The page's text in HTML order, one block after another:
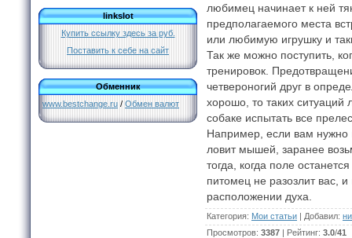
linkslot
Купить ссылку здесь за руб.
Поставить к себе на сайт
Обменник
www.bestchange.ru / Обмен валют
любимец начинает к ней
предполагаемого места
или любимую игрушку и
Так же можно поступить,
тренировок.
четвероногий друг в
хорошо, то таких ситуаций
собаке испытать все
Например, если вам нужно
ловит мышей, заранее
тогда, когда поле
питомец не разозлит вас,
расположении духа.
Категория: Мои статьи | Добавил:
Просмотров: 3387 | Рейтинг: 3.0/41